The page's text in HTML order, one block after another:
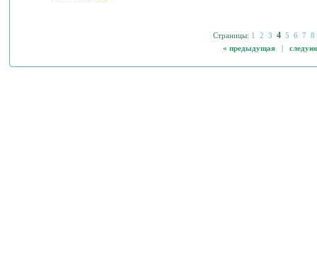
Страницы: 1 2 3 4 5 6 7 8
« предыдущая |